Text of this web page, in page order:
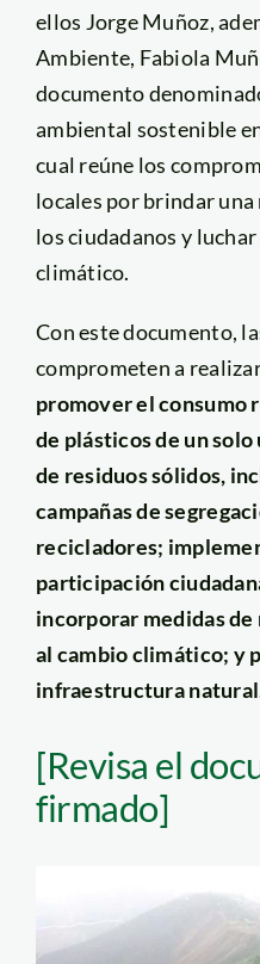
ellos Jorge Muñoz,
Ambiente, Fabiola
documento
ambiental sostenible
cual reúne los
locales por brindar una
los ciudadanos y
climático.
Con este documento,
comprometen a
promover el consumo
de plásticos de un
de residuos sólidos,
campañas de
recicladores;
participación
incorporar medidas
al cambio climático; y
infraestructura natural
[Revisa el
firmado]